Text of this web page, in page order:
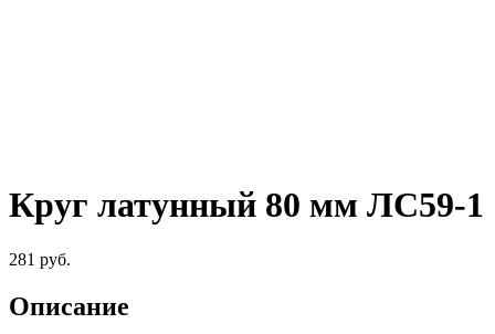
Круг латунный 80 мм ЛС59-1
281 руб.
Описание